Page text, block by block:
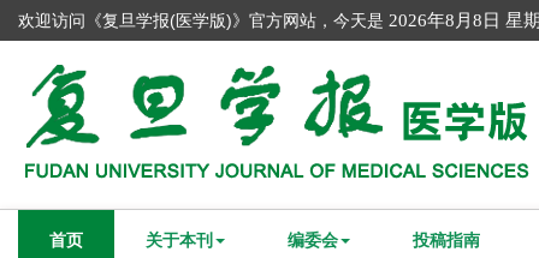
欢迎访问《复旦学报(医学版)》官方网站，今天是 2026年8月8日 星
首页 关于本刊 编委会 投稿指南